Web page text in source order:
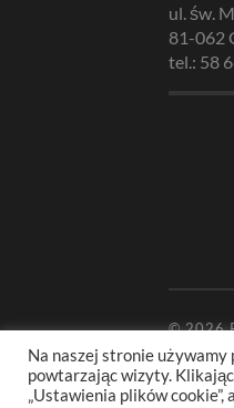
ul. św.
81-062
tel.: 58
© 2026
Na naszej stronie
powtarzając wizyty.
„Ustawienia plików